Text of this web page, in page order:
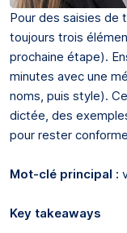
Pour des saisies de
toujours trois
prochaine étape).
minutes avec une
noms, puis style).
dictée, des
pour rester
Mot-clé principal :
Key takeaways